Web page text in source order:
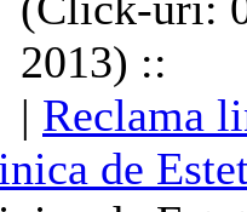
2013) ::
| Reclama
de